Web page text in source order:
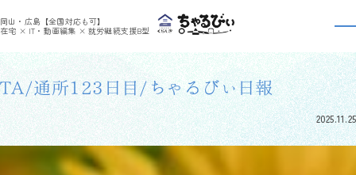
岡山・広島【全国対応も可】
在宅 × IT・動画編集 × 就労継続支援B型
利用者さんの日報 >
利用者さんの日報
TA/通所123日目/ちゃるびぃ日報
2025.11.25